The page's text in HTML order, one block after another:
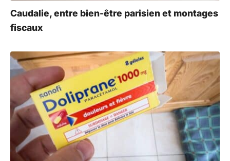
Caudalie, entre bien-être parisien et montages
fiscaux